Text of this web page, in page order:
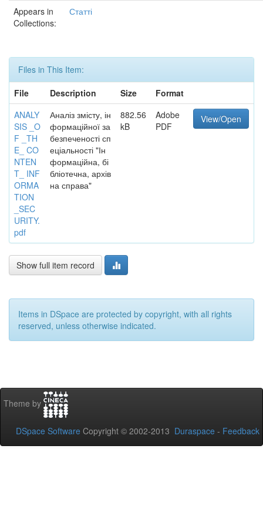
Appears in
Collections:
Статті
Files in This Item:
File
Description Size
Format
ANALY
SIS _O
F _TH
E_ CO
NTEN
T_ INF
ORMA
TION
_SEC
URITY.
pdf
Аналіз змісту, ін
формаційної за
безпеченості сп
еціальності "Ін
формаційна, бі
бліотечна, архів
на справа"
882.56
kB
Adobe
PDF
View/Open
Show full item record
Items in DSpace are protected by copyright, with all rights
reserved, unless otherwise indicated.
Theme by
DSpace Software Copyright © 2002-2013 Duraspace - Feedback